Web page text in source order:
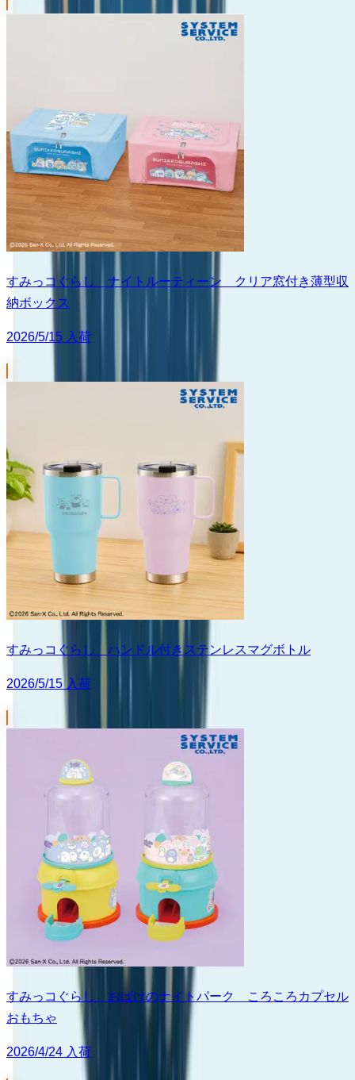
すみっコぐらし ナイトルーティーン クリア窓付き薄型収
納ボックス
2026/5/15 入荷
すみっコぐらし ハンドル付きステンレスマグボトル
2026/5/15 入荷
すみっコぐらし おばけのナイトパーク ころころカプセル
おもちゃ
2026/4/24 入荷